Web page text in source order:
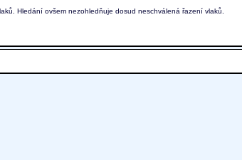
Hledání ovšem nezohledňuje dosud neschválená řazení vlaků.